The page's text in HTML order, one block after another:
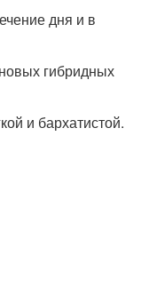
дня и в
гибридных
и бархатистой.